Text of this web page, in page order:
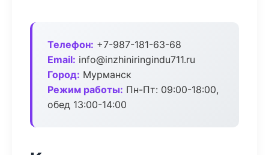
Телефон: +7-987-181-63-68
Email: info@inzhiniringindu711.ru
Город: Мурманск
Режим работы: Пн-Пт: 09:00-18:00,
обед 13:00-14:00